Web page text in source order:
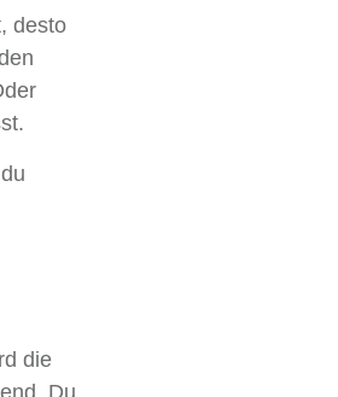
desto
die